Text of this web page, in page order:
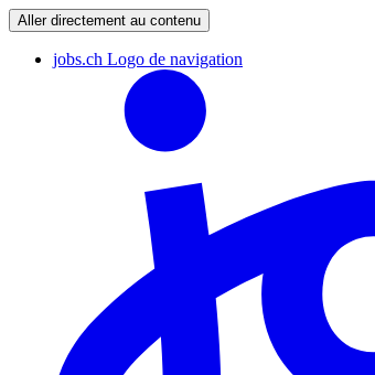
Aller directement au contenu
jobs.ch Logo de navigation